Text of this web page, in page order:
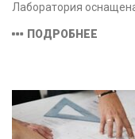
Лаборатория
соответствующими
ПОДРОБНЕЕ